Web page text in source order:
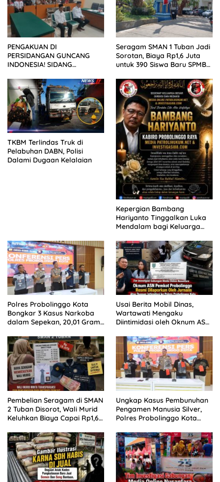
PENGAKUAN DI
PERSIDANGAN GUNCANG
INDONESIA! SIDANG
KELUARGA KORBAN
MENGAMUK DI PN MALANG
Seragam SMAN 1 Tuban Jadi
Sorotan, Biaya Rp1,6 Juta
untuk 390 Siswa Baru SPMB
TKBM Terlindas Truk di
Pelabuhan DABN, Polisi
Dalami Dugaan Kelalaian
Kepergian Bambang
Hariyanto Tinggalkan Luka
Mendalam bagi Keluarga
Polres Probolinggo Kota
Bongkar 3 Kasus Narkoba
dalam Sepekan, 20,01 Gram
Usai Berita Mobil Dinas,
Wartawati Mengaku
Diintimidasi oleh Oknum ASN
Tempuh Jalur Hukum
Pembelian Seragam di SMAN
2 Tuban Disorot, Wali Murid
Keluhkan Biaya Capai Rp1,6
Ungkap Kasus Pembunuhan
Pengamen Manusia Silver,
Polres Probolinggo Kota